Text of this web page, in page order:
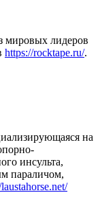
мировых лидеров
https://rocktape.ru/.
на
инсульта,
параличом,